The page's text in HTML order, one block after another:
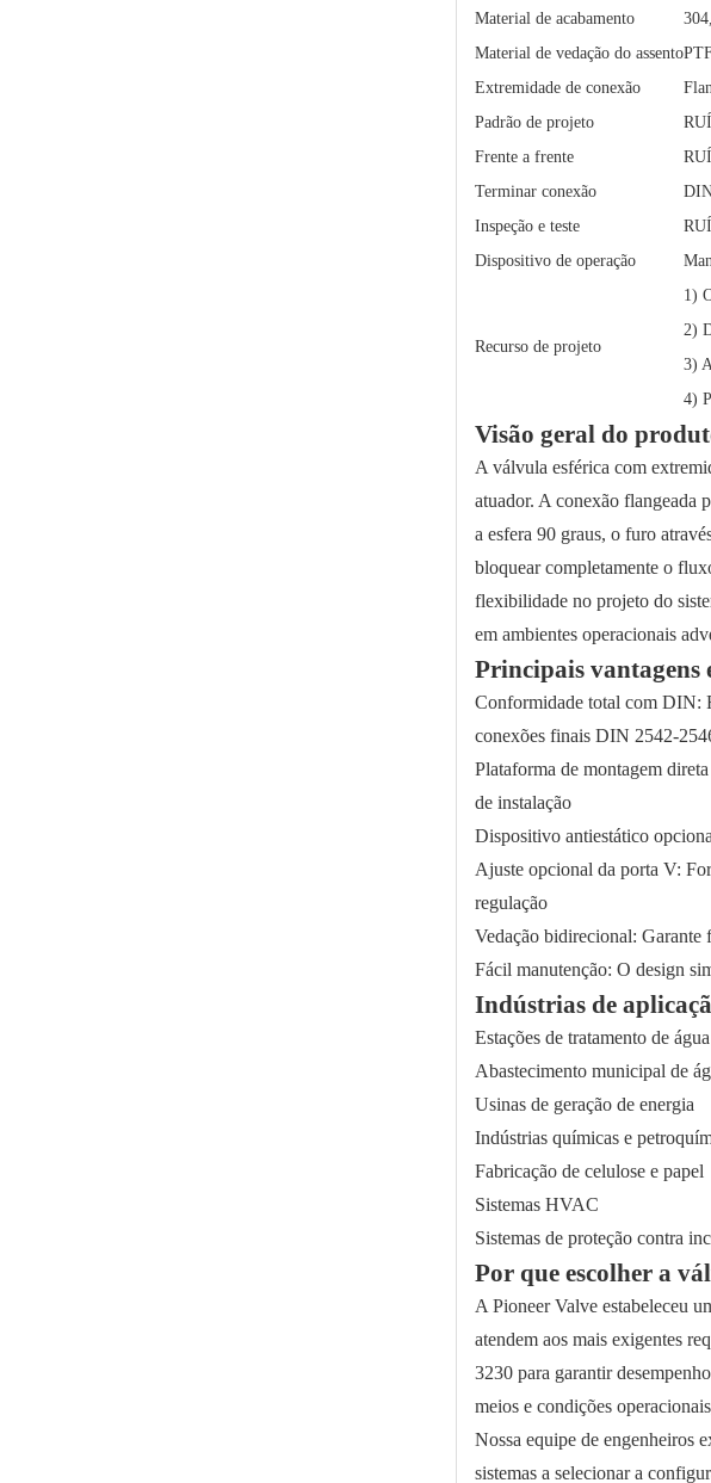
Material de acabamento
Material de vedação do assento
Extremidade de conexão
Padrão de projeto
Frente a frente
Terminar conexão
Inspeção e teste
Dispositivo de operação
Recurso de projeto
1)
2)
3)
4)
Visão geral do
A válvula esférica com
atuador. A conexão flangeada
a esfera 90 graus, o furo
bloquear completamente o
flexibilidade no projeto do
em ambientes operacionais
Principais vantagens
Conformidade total com DIN:
conexões finais DIN 2542-
Plataforma de montagem
de instalação
Dispositivo antiestático
Ajuste opcional da porta V:
regulação
Vedação bidirecional: Garante
Fácil manutenção: O design
Indústrias de
Estações de tratamento de
Abastecimento municipal de
Usinas de geração de energia
Indústrias químicas e
Fabricação de celulose e papel
Sistemas HVAC
Sistemas de proteção contra
Por que escolher a
A Pioneer Valve estabeleceu
atendem aos mais exigentes
3230 para garantir
meios e condições
Nossa equipe de engenheiros
sistemas a selecionar a